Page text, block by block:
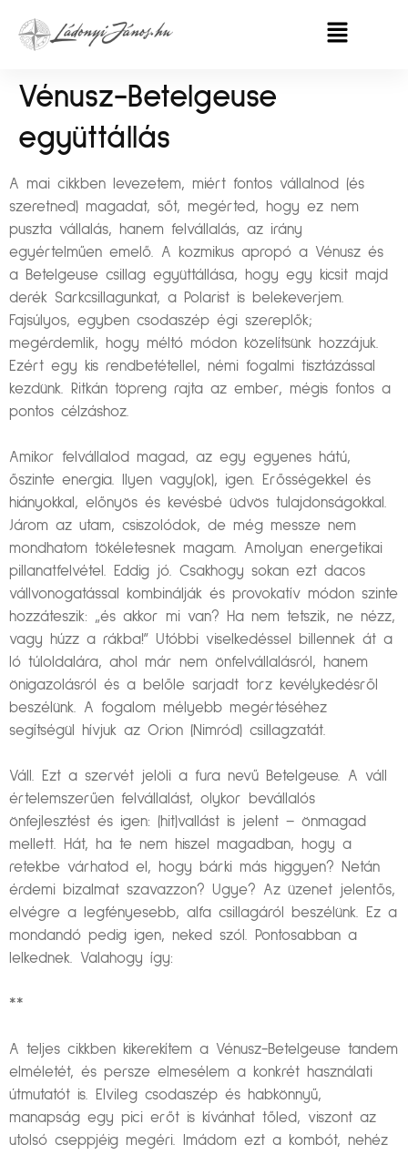
Vénusz-Betelgeuse
együttállás
A mai cikkben levezetem, miért fontos vállalnod (és
szeretned) magadat, sőt, megérted, hogy ez nem
puszta vállalás, hanem felvállalás, az irány
egyértelműen emelő. A kozmikus apropó a Vénusz és
a Betelgeuse csillag együttállása, hogy egy kicsit majd
derék Sarkcsillagunkat, a Polarist is belekeverjem.
Fajsúlyos, egyben csodaszép égi szereplők;
megérdemlik, hogy méltó módon közelítsünk hozzájuk.
Ezért egy kis rendbetétellel, némi fogalmi tisztázással
kezdünk. Ritkán töpreng rajta az ember, mégis fontos a
pontos célzáshoz.
Amikor felvállalod magad, az egy egyenes hátú,
őszinte energia. Ilyen vagy(ok), igen. Erősségekkel és
hiányokkal, előnyös és kevésbé üdvös tulajdonságokkal.
Járom az utam, csiszolódok, de még messze nem
mondhatom tökéletesnek magam. Amolyan energetikai
pillanatfelvétel. Eddig jó. Csakhogy sokan ezt dacos
vállvonogatással kombinálják és provokatív módon szinte
hozzáteszik: „és akkor mi van? Ha nem tetszik, ne nézz,
vagy húzz a rákba!” Utóbbi viselkedéssel billennek át a
ló túloldalára, ahol már nem önfelvállalásról, hanem
önigazolásról és a belőle sarjadt torz kevélykedésről
beszélünk. A fogalom mélyebb megértéséhez
segítségül hívjuk az Orion (Nimród) csillagzatát.
Váll. Ezt a szervét jelöli a fura nevű Betelgeuse. A váll
értelemszerűen felvállalást, olykor bevállalós
önfejlesztést és igen: (hit)vallást is jelent – önmagad
mellett. Hát, ha te nem hiszel magadban, hogy a
retekbe várhatod el, hogy bárki más higgyen? Netán
érdemi bizalmat szavazzon? Ugye? Az üzenet jelentős,
elvégre a legfényesebb, alfa csillagáról beszélünk. Ez a
mondandó pedig igen, neked szól. Pontosabban a
lelkednek. Valahogy így:
**
A teljes cikkben kikerekítem a Vénusz-Betelgeuse tandem
elméletét, és persze elmesélem a konkrét használati
útmutatót is. Elvileg csodaszép és habkönnyű,
manapság egy pici erőt is kívánhat tőled, viszont az
utolsó cseppjéig megéri. Imádom ezt a kombót, nehéz